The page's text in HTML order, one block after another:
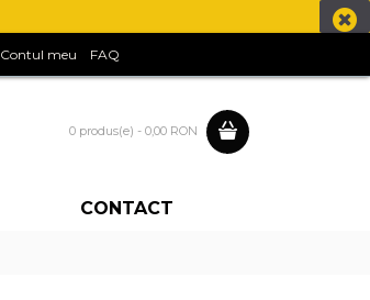
Contul meu FAQ
0 produs(e) - 0,00 RON
CONTACT